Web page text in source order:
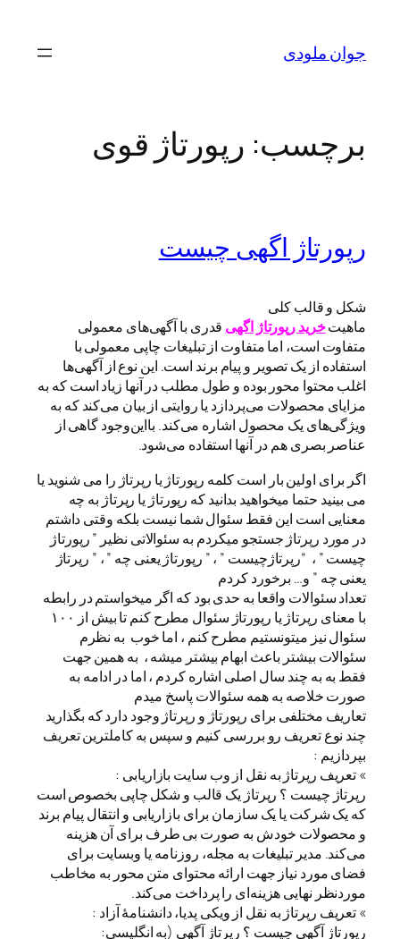
محتواجوان ملودی
برچسب: رپورتاژ قوی
رپورتاژ اگهی چیست
شکل و قالب کلی
ماهیتخرید رپورتاژ اگهی قدری با آگهی‌های معمولی
متفاوت است، اما متفاوت از تبلیغات چاپی معمولی با
استفاده از یک تصویر و پیام برند است. این نوع از آگهی‌ها
اغلب محتوا محور بوده و طول مطلب در آنها زیاد است که به
مزایای محصولات می‌پردازد یا روایتی از بیان می‌کند که به
ویژگی‌های یک محصول اشاره می‌کند. بااین‌وجود گاهی از
عناصر بصری هم در آنها استفاده می‌شود.
اگر برای اولین بار است کلمه رپورتاژ یا رپرتاژ را می شنوید یا
می بینید حتما میخواهید بدانید که رپورتاژ یا رپرتاژ به چه
معنایی است این فقط سئوال شما نیست بلکه وقتی داشتم
در مورد رپرتاژ جستجو میکردم به سئوالاتی نظیر ” رپورتاژ
چیست ” ، “رپرتاژچیست ” ، ” رپورتاژ یعنی چه ” ، ” رپرتاژ
یعنی چه ” و… برخورد کردم
تعداد سئوالات واقعا به حدی بود که اگر میخواستم در رابطه
با معنای رپرتاژ یا رپورتاژ سئوال مطرح کنم تا بیش از ۱۰۰
سئوال نیز میتونستیم مطرح کنم ، اما خوب به نظرم
سئوالات بیشتر باعث ابهام بیشتر میشه ، به همین جهت
فقط به به چند سال اصلی اشاره کردم ، اما در ادامه به
صورت خلاصه به همه سئوالات پاسخ میدم
تعاریف مختلفی برای رپورتاژ و رپرتاژ وجود دارد که بگذارید
چند نوع تعریف رو بررسی کنیم و سپس به کاملترین تعریف
بپردازیم :
» تعریف رپرتاژ به نقل از وب سایت بازاریابی :
رپرتاژ چیست ؟ رپرتاژ یک قالب و شکل چاپی بخصوص است
که یک شرکت یا یک سازمان برای بازاریابی و انتقال پیام برند
و محصولات خودش به‌ صورت بی‌ طرف برای آن هزینه
می‌کند. مدیر تبلیغات به مجله، روزنامه یا وبسایت برای
فضای مورد نیاز جهت ارائه محتوای متن محور به مخاطب
موردنظر نهایی هزینه‌ای را پرداخت می‌کند.
» تعریف رپرتاژ به نقل از ویکی‌ پدیا، دانشنامهٔ آزاد :
رپورتاژ آگهی چیست ؟ رپرتاژ آگهی (به انگلیسی: